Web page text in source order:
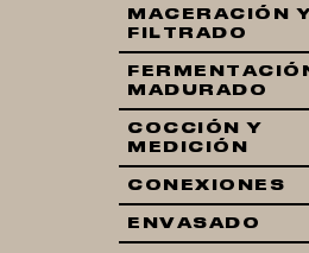
MACERACIÓN
FILTRADO
MADURADO
COCCIÓN Y
MEDICIÓN
CONEXIONES
ENVASADO